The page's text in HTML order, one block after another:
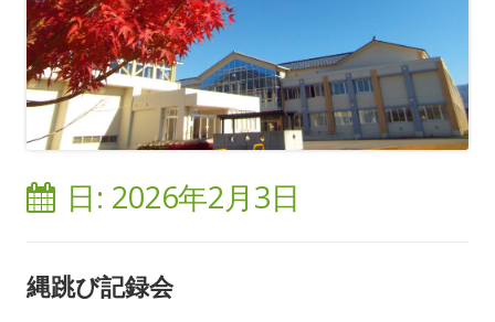
日: 2026年2月3日
縄跳び記録会